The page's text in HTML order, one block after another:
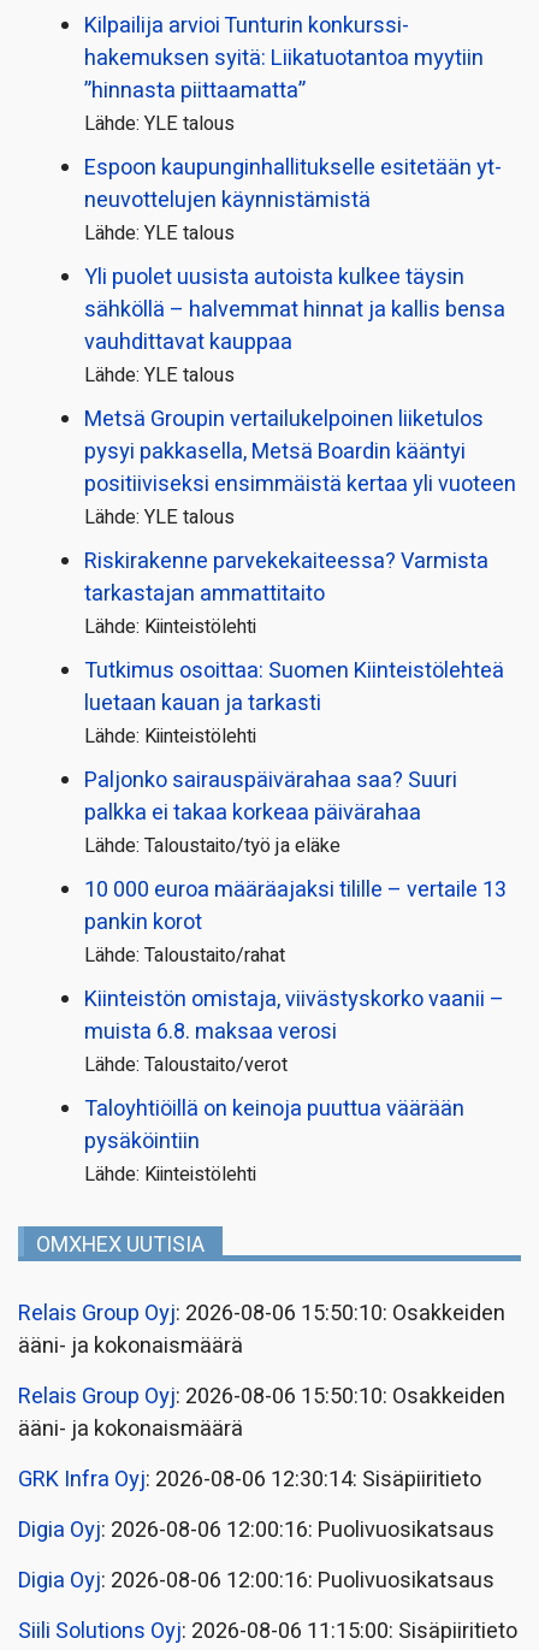
Kilpailija arvioi Tunturin konkurssi­
hakemuksen syitä: Liikatuotantoa myytiin
”hinnasta piittaamatta”
Lähde: YLE talous
Espoon kaupungin­hallitukselle esitetään yt-
neuvottelujen käynnistämistä
Lähde: YLE talous
Yli puolet uusista autoista kulkee täysin
sähköllä – halvemmat hinnat ja kallis bensa
vauhdittavat kauppaa
Lähde: YLE talous
Metsä Groupin vertailu­kelpoinen liiketulos
pysyi pakkasella, Metsä Boardin kääntyi
positiiviseksi ensimmäistä kertaa yli vuoteen
Lähde: YLE talous
Riskirakenne parvekekaiteessa? Varmista
tarkastajan ammattitaito
Lähde: Kiinteistölehti
Tutkimus osoittaa: Suomen Kiinteistölehteä
luetaan kauan ja tarkasti
Lähde: Kiinteistölehti
Paljonko sairauspäivä­rahaa saa? Suuri
palkka ei takaa korkeaa päivärahaa
Lähde: Taloustaito/työ ja eläke
10 000 euroa määräajaksi tilille – vertaile 13
pankin korot
Lähde: Taloustaito/rahat
Kiinteistön omistaja, viivästyskorko vaanii –
muista 6.8. maksaa verosi
Lähde: Taloustaito/verot
Taloyhtiöillä on keinoja puuttua väärään
pysäköintiin
Lähde: Kiinteistölehti
OMXHEX UUTISIA
Relais Group Oyj: 2026-08-06 15:50:10: Osakkeiden
ääni- ja kokonaismäärä
Relais Group Oyj: 2026-08-06 15:50:10: Osakkeiden
ääni- ja kokonaismäärä
GRK Infra Oyj: 2026-08-06 12:30:14: Sisäpiiritieto
Digia Oyj: 2026-08-06 12:00:16: Puolivuosikatsaus
Digia Oyj: 2026-08-06 12:00:16: Puolivuosikatsaus
Siili Solutions Oyj: 2026-08-06 11:15:00: Sisäpiiritieto